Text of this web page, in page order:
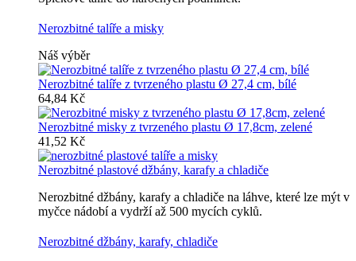
Nerozbitné talíře a misky
Náš výběr
Nerozbitné talíře z tvrzeného plastu Ø 27,4 cm, bílé
64,84 Kč
Nerozbitné misky z tvrzeného plastu Ø 17,8cm, zelené
41,52 Kč
Nerozbitné plastové džbány, karafy a chladiče
Nerozbitné džbány, karafy a chladiče na láhve, které lze mýt v
myčce nádobí a vydrží až 500 mycích cyklů.
Nerozbitné džbány, karafy, chladiče